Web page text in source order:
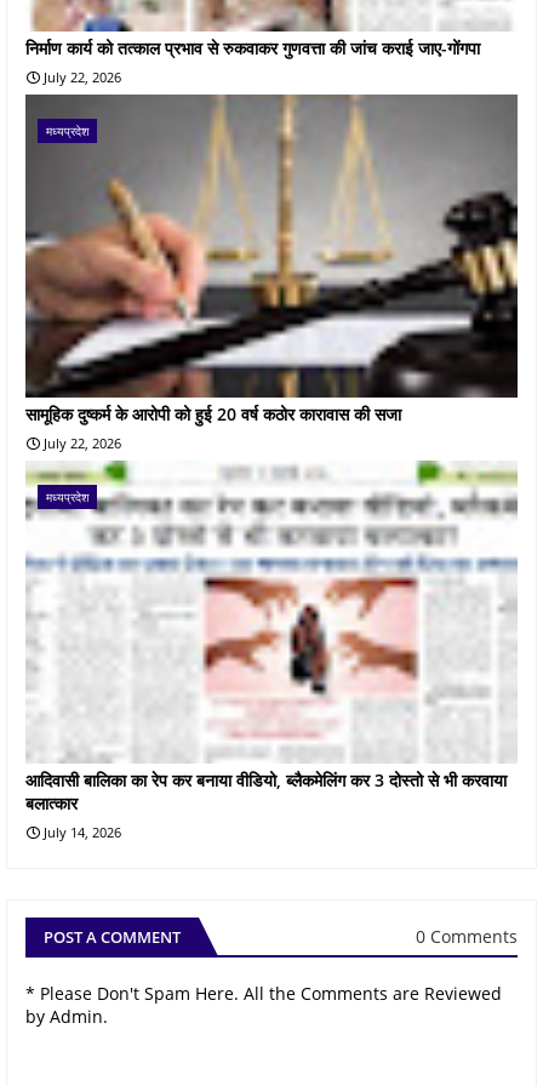
निर्माण कार्य को तत्काल प्रभाव से रुकवाकर गुणवत्ता की जांच कराई जाए-गोंगपा
July 22, 2026
मध्यप्रदेश
सामूहिक दुष्कर्म के आरोपी को हुई 20 वर्ष कठोर कारावास की सजा
July 22, 2026
मध्यप्रदेश
आदिवासी बालिका का रेप कर बनाया वीडियो, ब्लैकमेलिंग कर 3 दोस्तो से भी करवाया
बलात्कार
July 14, 2026
POST A COMMENT 0 Comments
* Please Don't Spam Here. All the Comments are Reviewed
by Admin.